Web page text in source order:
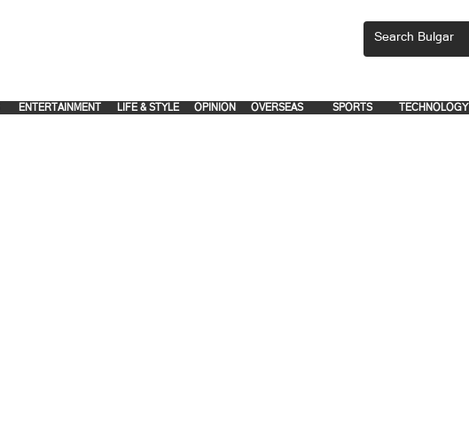
TECHNOLOGY
SPORTS
OVERSEAS
OPINION
LIFE & STYLE
ENTERTAINMENT . .